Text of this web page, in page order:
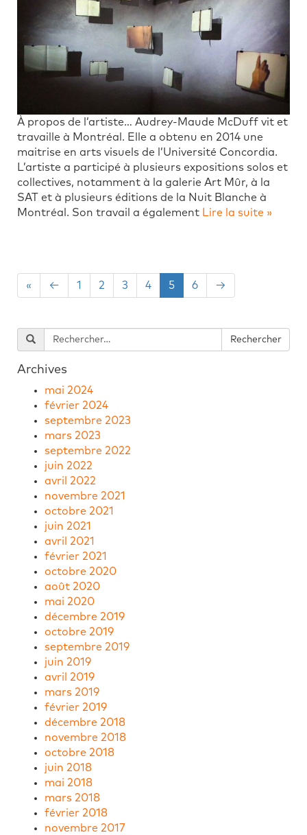
À propos de l’artiste… Audrey-Maude McDuff vit et
travaille à Montréal. Elle a obtenu en 2014 une
maitrise en arts visuels de l’Université Concordia.
L’artiste a participé à plusieurs expositions solos et
collectives, notamment à la galerie Art Mûr, à la
SAT et à plusieurs éditions de la Nuit Blanche à
Montréal. Son travail a également Lire la suite »
« ← 1 2 3 4 5 6 →
Archives
mai 2024
février 2024
septembre 2023
mars 2023
septembre 2022
juin 2022
avril 2022
novembre 2021
octobre 2021
juin 2021
avril 2021
février 2021
octobre 2020
août 2020
mai 2020
décembre 2019
octobre 2019
septembre 2019
juin 2019
avril 2019
mars 2019
février 2019
décembre 2018
novembre 2018
octobre 2018
juin 2018
mai 2018
mars 2018
février 2018
novembre 2017